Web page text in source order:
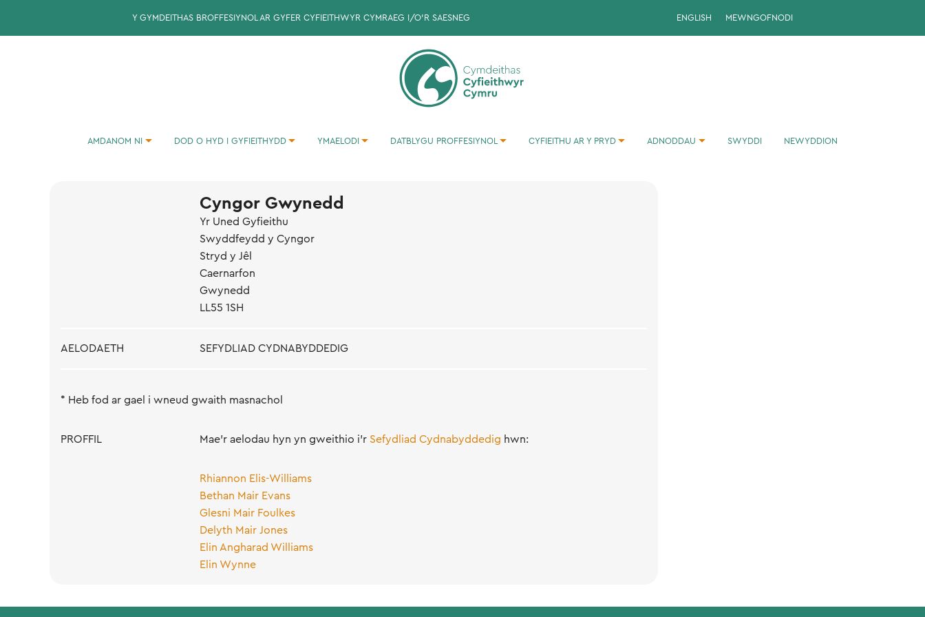
Y GYMDEITHAS BROFFESIYNOL AR GYFER CYFIEITHWYR CYMRAEG I/O'R SAESNEG ENGLISH MEWNGOFNODI
AMDANOM NI DOD O HYD I GYFIEITHYDD YMAELODI DATBLYGU PROFFESIYNOL CYFIEITHU AR Y PRYD ADNODDAU SWYDDI NEWYDDION
Cyngor Gwynedd
Yr Uned Gyfieithu
Swyddfeydd y Cyngor
Stryd y Jêl
Caernarfon
Gwynedd
LL55 1SH
AELODAETH SEFYDLIAD CYDNABYDDEDIG
* Heb fod ar gael i wneud gwaith masnachol
PROFFIL Mae'r aelodau hyn yn gweithio i'rSefydliad Cydnabyddedig hwn:
Rhiannon Elis-Williams
Bethan Mair Evans
Glesni Mair Foulkes
Delyth Mair Jones
Elin Angharad Williams
Elin Wynne